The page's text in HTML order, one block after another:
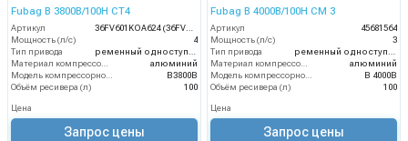
Fubag B 3800B/100H CT4
Артикул
Мощность (л/с)
4
Тип привода
алюминий
B3800B
Объём ресивера (л)
100
Цена
Запрос цены
Fubag B 4000B/100H СМ 3
Артикул
45681564
Мощность (л/с)
3
Тип привода
алюминий
B 4000B
Объём ресивера (л)
100
Цена
Запрос цены